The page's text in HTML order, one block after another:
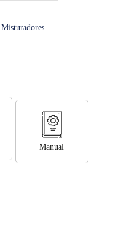
Misturadores
Manual